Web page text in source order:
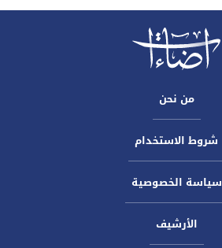
من نحن
شروط الاستخدام
سياسة الخصوصية
الأرشيف